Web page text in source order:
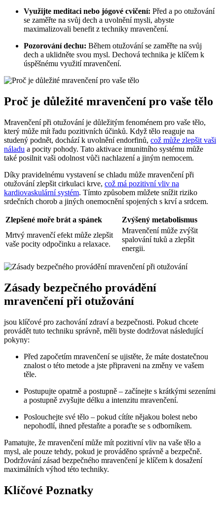
Využijte meditaci nebo jógové cvičení: Před a po otužování
se zaměřte na svůj dech a uvolnění mysli, abyste
maximalizovali benefit z techniky mravenčení.
Pozorování dechu: Během otužování se zaměřte na svůj
dech a uklidněte svou mysl. Dechová technika je klíčem k
úspěšnému využití mravenčení.
Proč je důležité mravenčení pro vaše tělo
Mravenčení při otužování je důležitým fenoménem pro vaše tělo,
který může mít řadu pozitivních účinků. Když tělo reaguje na
studený podnět, dochází k uvolnění endorfinů, což může zlepšit vaši
náladu a pocity pohody. Tato aktivace imunitního systému může
také posilnit vaši odolnost vůči nachlazení a jiným nemocem.
Díky pravidelnému vystavení se chladu může mravenčení při
otužování zlepšit cirkulaci krve, což má pozitivní vliv na
kardiovaskulární systém. Tímto způsobem můžete snížit riziko
srdečních chorob a jiných onemocnění spojených s krví a srdcem.
Zlepšené moře brát a spánek
Zvýšený metabolismus
Mrtvý mravenčí efekt může zlepšit
vaše pocity odpočinku a relaxace.
Mravenčení může zvýšit
spalování tuků a zlepšit
energii.
Zásady bezpečného provádění
mravenčení při otužování
jsou klíčové pro zachování zdraví a bezpečnosti. Pokud chcete
provádět tuto techniku správně, měli byste dodržovat následující
pokyny:
Před započetím mravenčení se ujistěte, že máte dostatečnou
znalost o této metode a jste připraveni na změny ve vašem
těle.
Postupujte opatrně a postupně – začínejte s krátkými sezeními
a postupně zvyšujte délku a intenzitu mravenčení.
Poslouchejte své tělo – pokud cítíte nějakou bolest nebo
nepohodlí, ihned přestaňte a poraďte se s odborníkem.
Pamatujte, že mravenčení může mít pozitivní vliv na vaše tělo a
mysl, ale pouze tehdy, pokud je prováděno správně a bezpečně.
Dodržování zásad bezpečného mravenčení je klíčem k dosažení
maximálních výhod této techniky.
Klíčové Poznatky